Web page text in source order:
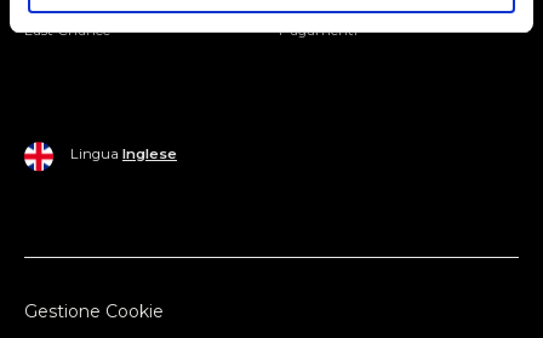
Last Chance Pagamenti
Lingua Inglese
Gestione Cookie